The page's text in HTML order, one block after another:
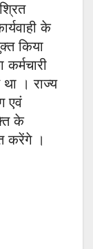
के
किया
था । राज्य
एवं
के
करेंगे ।